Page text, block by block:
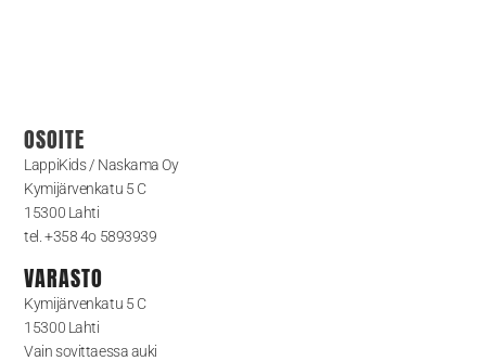
OSOITE
LappiKids / Naskama Oy
Kymijärvenkatu 5 C
15300 Lahti
tel. +358 4o 5893939
VARASTO
Kymijärvenkatu 5 C
15300 Lahti
Vain sovittaessa auki